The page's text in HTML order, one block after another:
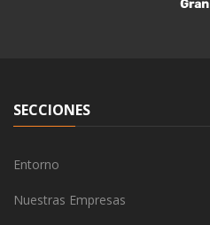
SECCIONES
Entorno
Nuestras Empresas